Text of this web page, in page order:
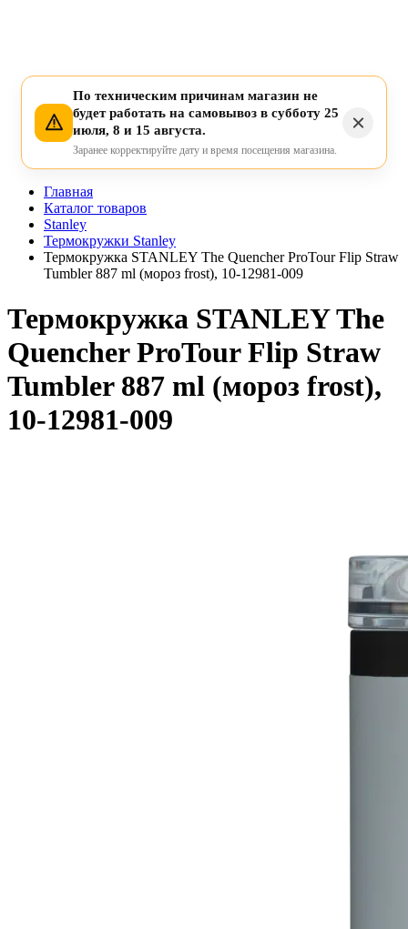
По техническим причинам магазин не
будет работать на самовывоз в субботу 25
июля, 8 и 15 августа.
Заранее корректируйте дату и время посещения магазина.
Главная
Каталог товаров
Stanley
Термокружки Stanley
Термокружка STANLEY The Quencher ProTour Flip Straw
Tumbler 887 ml (мороз frost), 10-12981-009
Термокружка STANLEY The
Quencher ProTour Flip Straw
Tumbler 887 ml (мороз frost),
10-12981-009